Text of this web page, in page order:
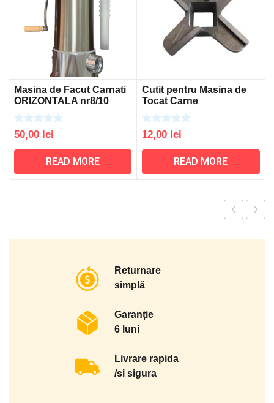
Masina de Facut Carnati
ORIZONTALA nr8/10
50,00 lei
READ MORE
Cutit pentru Masina de
Tocat Carne
12,00 lei
READ MORE
Returnare
simplă
Garanție
6 luni
Livrare rapida
/si sigura